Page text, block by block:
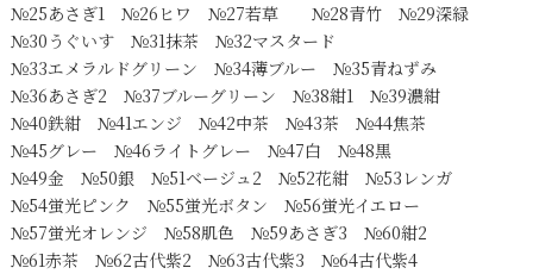
№25あさぎ1 №26ヒワ №27若草 №28青竹 №29深緑
№30うぐいす №31抹茶 №32マスタード
№33エメラルドグリーン №34薄ブルー №35青ねずみ
№36あさぎ2 №37ブルーグリーン №38紺1 №39濃紺
№40鉄紺 №41エンジ №42中茶 №43茶 №44焦茶
№45グレー №46ライトグレー №47白 №48黒
№49金 №50銀 №51ベージュ2 №52花紺 №53レンガ
№54蛍光ピンク №55蛍光ボタン №56蛍光イエロー
№57蛍光オレンジ №58肌色 №59あさぎ3 №60紺2
№61赤茶 №62古代紫2 №63古代紫3 №64古代紫4